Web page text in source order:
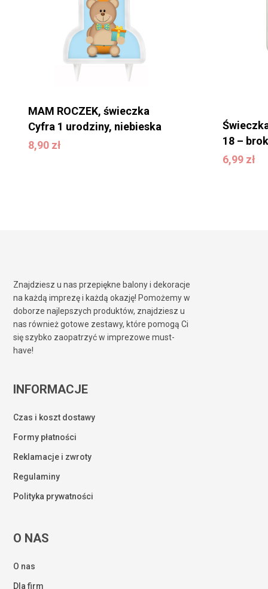
MAM ROCZEK, świeczka
Cyfra 1 urodziny, niebieska
8,90 zł
8,90
18 –
6,99 zł
6,99zł
Znajdziesz u nas przepiękne balony i dekoracje
na każdą imprezę i każdą okazję! Pomożemy w
doborze najlepszych produktów, znajdziesz u
nas również gotowe zestawy, które pomogą Ci
się szybko zaopatrzyć w imprezowe must-
have!
INFORMACJE
Czas i koszt dostawy
Formy płatności
Reklamacje i zwroty
Regulaminy
Polityka prywatności
O NAS
O nas
Dla firm